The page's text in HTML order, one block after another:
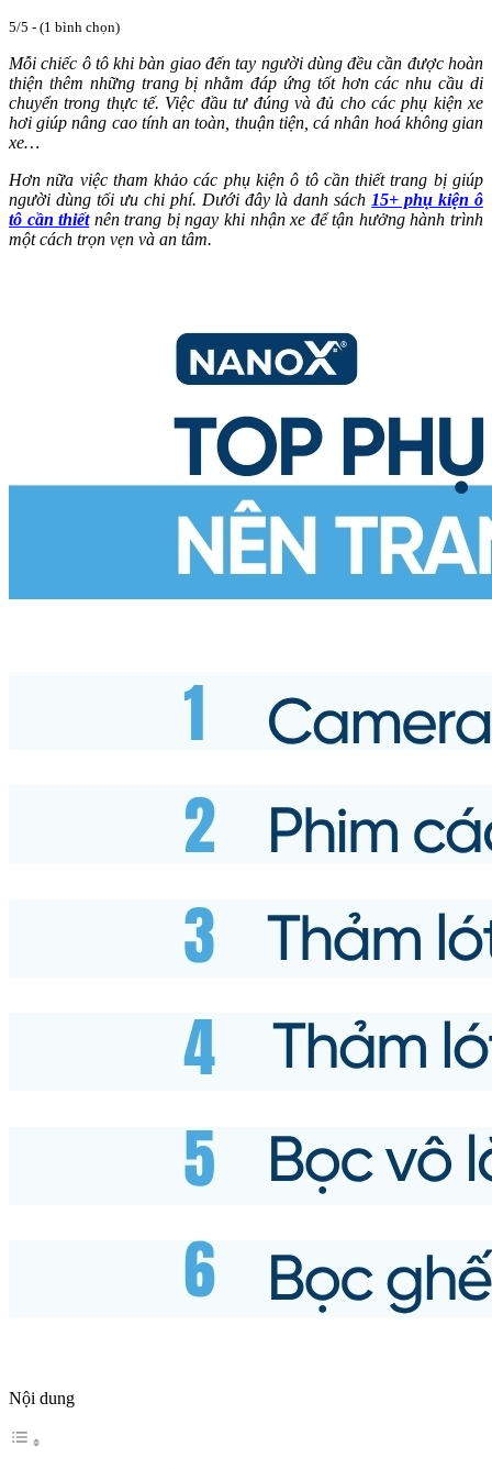
5/5 - (1 bình chọn)
Mỗi chiếc ô tô khi bàn giao đến tay người dùng đều cần được hoàn
thiện thêm những trang bị nhằm đáp ứng tốt hơn các nhu cầu di
chuyển trong thực tế. Việc đầu tư đúng và đủ cho các phụ kiện xe
hơi giúp nâng cao tính an toàn, thuận tiện, cá nhân hoá không gian
xe…
Hơn nữa việc tham khảo các phụ kiện ô tô cần thiết trang bị giúp
người dùng tối ưu chi phí. Dưới đây là danh sách 15+ phụ kiện ô
tô cần thiếtnên trang bị ngay khi nhận xe để tận hưởng hành trình
một cách trọn vẹn và an tâm.
Nội dung